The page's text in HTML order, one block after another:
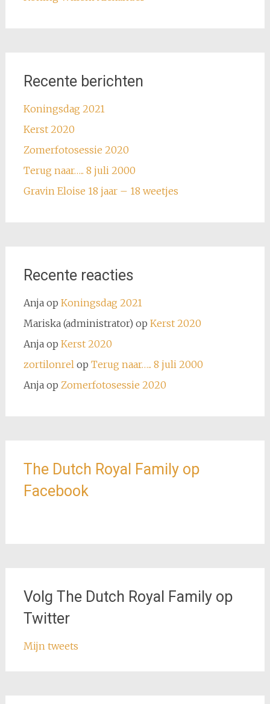
Recente berichten
Koningsdag 2021
Kerst 2020
Zomerfotosessie 2020
Terug naar….. 8 juli 2000
Gravin Eloise 18 jaar – 18 weetjes
Recente reacties
Anjaop Koningsdag 2021
Mariska (administrator) op Kerst 2020
Anjaop Kerst 2020
zortilonrel op Terug naar….. 8 juli 2000
Anjaop Zomerfotosessie 2020
The Dutch Royal Family op
Facebook
Volg The Dutch Royal Family op
Twitter
Mijn tweets